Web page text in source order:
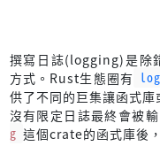
撰寫日誌(logging)是除
方式。Rust生態圈有 log
供了不同的巨集讓函式
沒有限定日誌最終會被
g 這個crate的函式庫後